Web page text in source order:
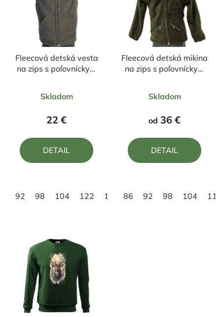
Fleecová detská vesta
na zips s poľovníckym
hodnotenie
produktu
z
Skladom
22 €
DETAIL
92 98 104 122 146
Fleecová detská mikina
na zips s poľovníckym
hodnotenie
produktu
z
Skladom
od 36 €
DETAIL
86 92 98 104